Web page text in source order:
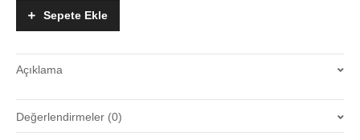
quantity
Sepete Ekle
Açıklama
Değerlendirmeler (0)